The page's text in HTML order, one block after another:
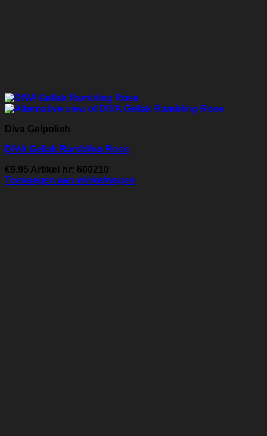
Diva Gelpolish
DIVA Gellak Rambling Rose
€9.95 Artikel nr: 600210
Toevoegen aan winkelwagen